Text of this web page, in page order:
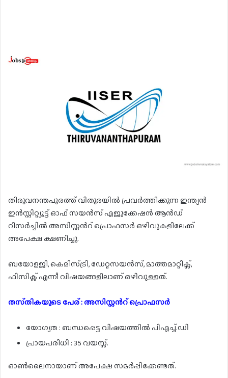
തിരുവനന്തപുരത്ത് വിതുരയിൽ പ്രവർത്തിക്കുന്ന ഇന്ത്യൻ
ഇൻസ്റ്റിറ്റ്യൂട്ട് ഓഫ് സയൻസ് എജുക്കേഷൻ ആൻഡ്
റിസർച്ചിൽ അസിസ്റ്റൻറ് പ്രൊഫസർ ഒഴിവുകളിലേക്ക്
അപേക്ഷ ക്ഷണിച്ചു.
ബയോളജി, കെമിസ്ട്രി, ഡേറ്റസയൻസ്, മാത്തമാറ്റിക്സ്,
ഫിസിക്സ് എന്നീ വിഷയങ്ങളിലാണ് ഒഴിവുള്ളത്.
തസ്‌തികയുടെ പേര് : അസിസ്റ്റൻറ് പ്രൊഫസർ
യോഗ്യത : ബന്ധപ്പെട്ട വിഷയത്തിൽ പിഎച്ച്.ഡി
പ്രായപരിധി : 35 വയസ്സ്.
ഓൺലൈനായാണ് അപേക്ഷ സമർപ്പിക്കേണ്ടത്.